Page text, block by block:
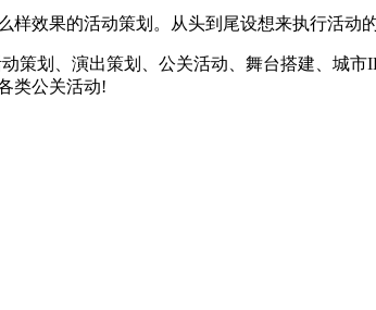
果的活动策划。从头到尾设想来执行活动
、演出策划、公关活动、舞台搭建、城市
类公关活动!